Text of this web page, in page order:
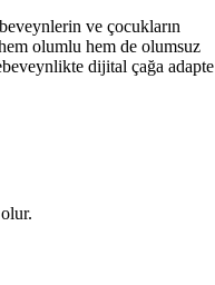
ve çocukların
olumlu hem de olumsuz
dijital çağa adapte